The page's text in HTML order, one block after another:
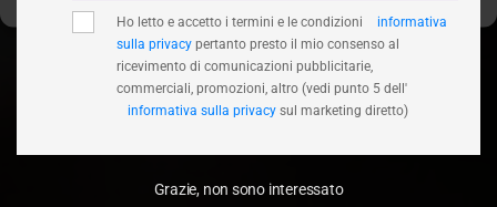
Ho letto e accetto i termini e le condizioni
informativa
sulla privacy pertanto presto il mio consenso al
ricevimento di comunicazioni pubblicitarie,
commerciali, promozioni, altro (vedi punto 5 dell'
informativa sulla privacy sul marketing diretto)
Grazie, non sono interessato